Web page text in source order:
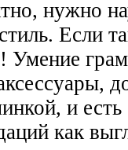
нужно
Если
Умение
и есть
как